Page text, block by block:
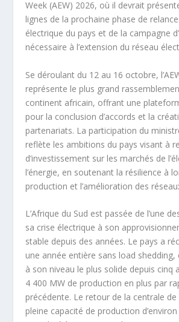
Week (AEW) 2026, où il devrait
lignes de la prochaine phase de
électrique du pays et de la campagne
nécessaire à l’extension du réseau
Se déroulant du 12 au 16 octobre,
représente le plus grand
continent africain, offrant une
pour la conclusion d’accords et la
partenariats. La participation du
reflète les ambitions du pays visant à
d’investissement sur les marchés de
l’énergie, en soutenant la résilience à
production et l’amélioration des
L’Afrique du Sud est passée de l’une
sa crise électrique à son
stable depuis des années. Le pays a
une année entière sans load
à son niveau le plus solide depuis cinq
4 400 MW de production en plus par
précédente. Le retour de la centrale de
pleine capacité de production